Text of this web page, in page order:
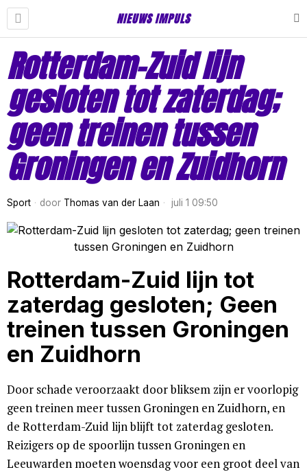
NIEUWS IMPULS
Rotterdam-Zuid lijn
gesloten tot zaterdag;
geen treinen tussen
Groningen en Zuidhorn
Sport door Thomas van der Laan juli 1 09:50
Rotterdam-Zuid lijn tot
zaterdag gesloten; Geen
treinen tussen Groningen
en Zuidhorn
Door schade veroorzaakt door bliksem zijn er voorlopig
geen treinen meer tussen Groningen en Zuidhorn, en
de Rotterdam-Zuid lijn blijft tot zaterdag gesloten.
Reizigers op de spoorlijn tussen Groningen en
Leeuwarden moeten woensdag voor een groot deel van